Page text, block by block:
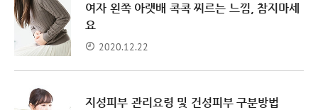
여자 왼쪽 아랫배 콕콕 찌르는 느낌, 참지마세
요
2020.12.22
지성피부 관리요령 및 건성피부 구분방법